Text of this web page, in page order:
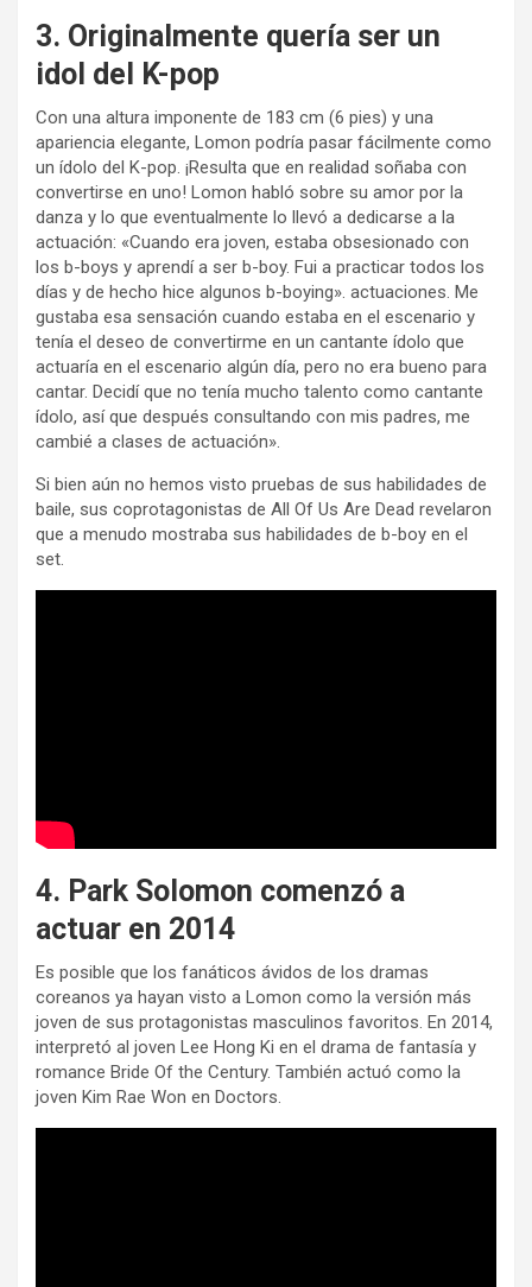
3. Originalmente quería ser un
idol del K-pop
Con una altura imponente de 183 cm (6 pies) y una
apariencia elegante, Lomon podría pasar fácilmente como
un ídolo del K-pop. ¡Resulta que en realidad soñaba con
convertirse en uno! Lomon habló sobre su amor por la
danza y lo que eventualmente lo llevó a dedicarse a la
actuación: «Cuando era joven, estaba obsesionado con
los b-boys y aprendí a ser b-boy. Fui a practicar todos los
días y de hecho hice algunos b-boying». actuaciones. Me
gustaba esa sensación cuando estaba en el escenario y
tenía el deseo de convertirme en un cantante ídolo que
actuaría en el escenario algún día, pero no era bueno para
cantar. Decidí que no tenía mucho talento como cantante
ídolo, así que después consultando con mis padres, me
cambié a clases de actuación».
Si bien aún no hemos visto pruebas de sus habilidades de
baile, sus coprotagonistas de All Of Us Are Dead revelaron
que a menudo mostraba sus habilidades de b-boy en el
set.
4. Park Solomon comenzó a
actuar en 2014
Es posible que los fanáticos ávidos de los dramas
coreanos ya hayan visto a Lomon como la versión más
joven de sus protagonistas masculinos favoritos. En 2014,
interpretó al joven Lee Hong Ki en el drama de fantasía y
romance Bride Of the Century. También actuó como la
joven Kim Rae Won en Doctors.